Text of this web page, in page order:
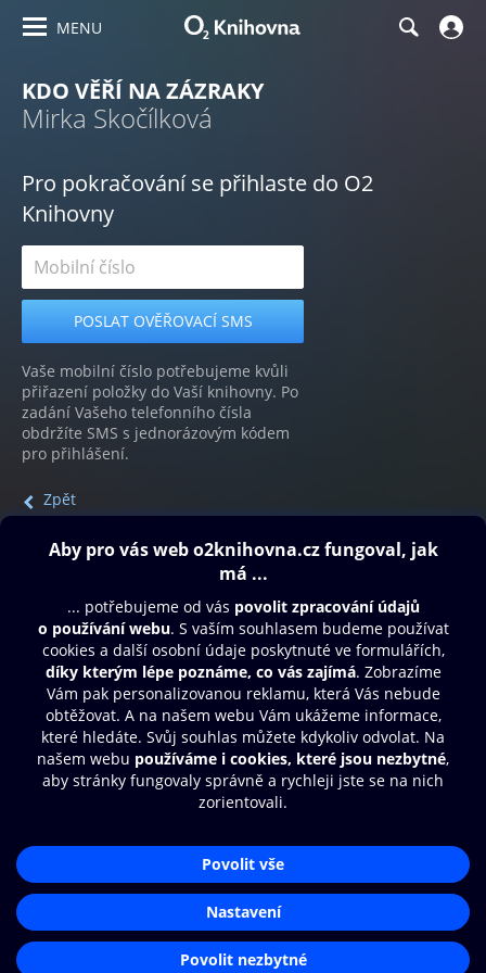
MENU
KDO VĚŘÍ NA ZÁZRAKY
Mirka Skočílková
Pro pokračování se přihlaste do O2
Knihovny
Vaše mobilní číslo potřebujeme kvůli
přiřazení položky do Vaší knihovny. Po
zadání Vašeho telefonního čísla
obdržíte SMS s jednorázovým kódem
pro přihlášení.
Zpět
Obsah ke stažení
Moje O2 Knihovna
Další zábava
© O2 Czech Republic a.s.
Přístupnost
Zásady zpracování osobních údajů
Nastavení cookies
Aplikace O2 Knihovna
Čti a poslouchej své e-knihy a
audioknihy rychleji a pohodlněji.